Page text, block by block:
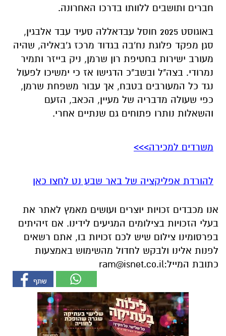
מעורב ישירות בחטיפת רון שרמן, ניק בייזר ותמיר
נגד כל המעורבים בטבח, אך עבור משפחת שרמן,
כפי שעולה מדבריה של מעיין, הכאב, הזעם
והשאלות נותרו פתוחים גם שנתיים אחרי.
משרדים למכירה>>>
בפרסומינו צילום שיש לכם זכויות בו, אתם רשאים
כתובת המייל:ram@isnet.co.il
אולי יעניין אותך גם